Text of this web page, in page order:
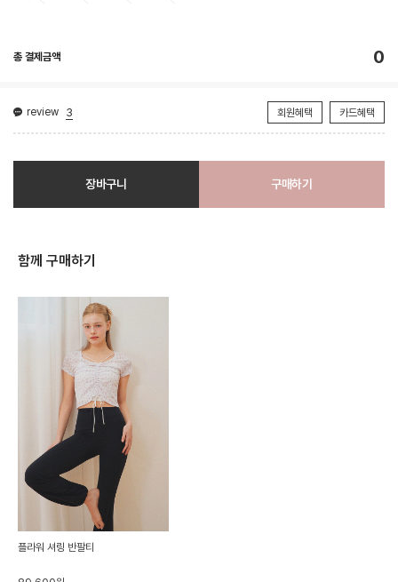
총 결제금액 0
review 3 회원혜택 카드혜택
장바구니 구매하기
함께 구매하기
플라워 셔링 반팔티